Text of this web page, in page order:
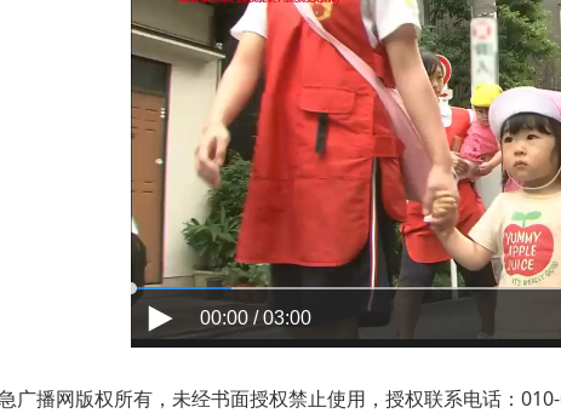
00:00 / 03:00
广播网版权所有，未经书面授权禁止使用，授权联系电话：